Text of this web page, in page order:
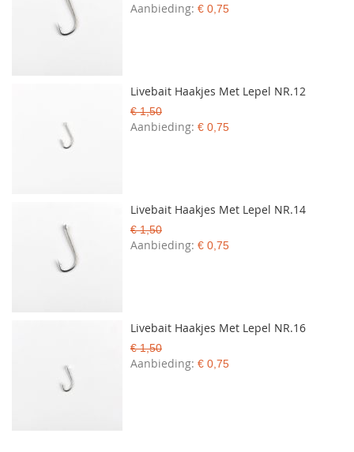
Aanbieding € 0,75
Livebait Haakjes Met Lepel NR.12
€ 1,50
Aanbieding € 0,75
Livebait Haakjes Met Lepel NR.14
€ 1,50
Aanbieding € 0,75
Livebait Haakjes Met Lepel NR.16
€ 1,50
Aanbieding € 0,75